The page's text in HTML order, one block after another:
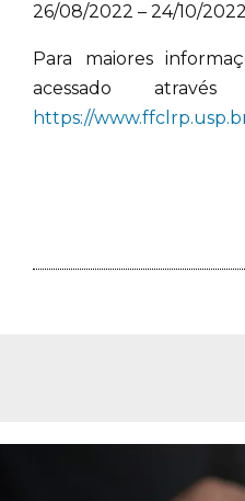
26/08/2022 – 24/10/
Para maiores
acessado
https://